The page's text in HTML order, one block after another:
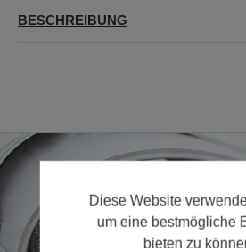
BESCHREIBUNG
Diese Website
um eine bestmögliche
bieten zu